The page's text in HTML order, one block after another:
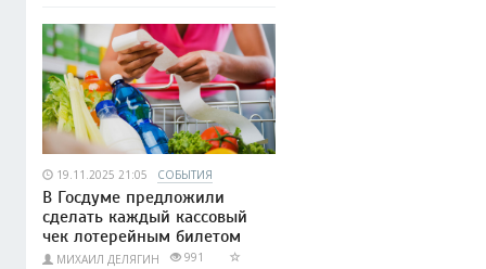
19.11.2025 21:05 СОБЫТИЯ
В Госдуме предложили
сделать каждый кассовый
чек лотерейным билетом
МИХАИЛ ДЕЛЯГИН 991